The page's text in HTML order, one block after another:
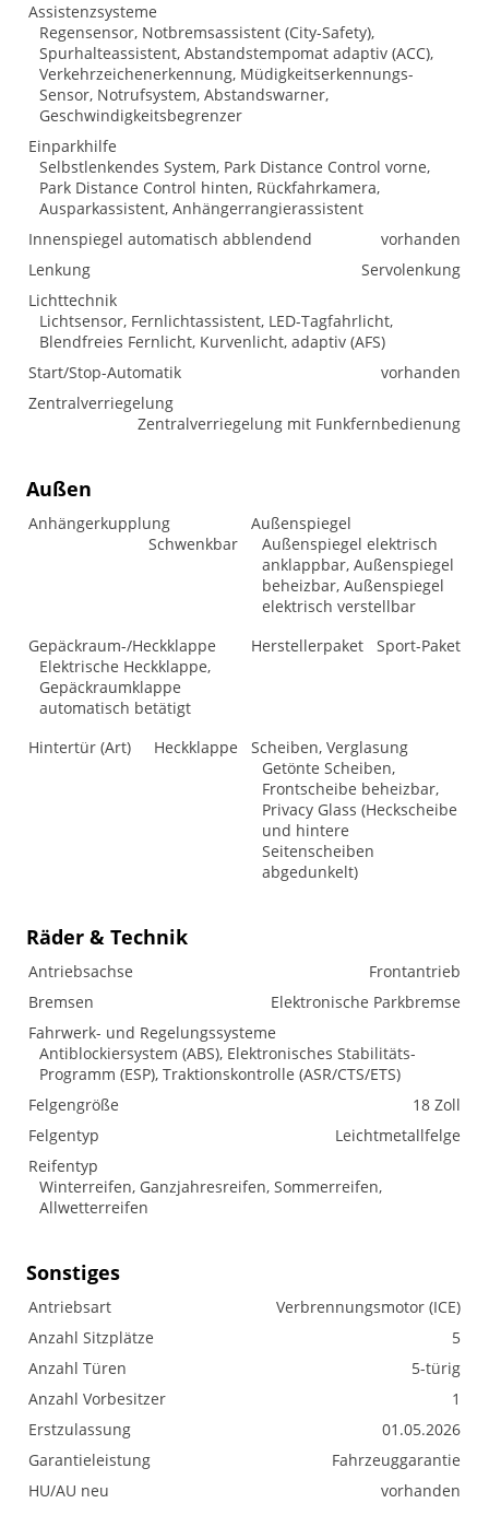
Assistenzsysteme
Regensensor, Notbremsassistent (City-Safety),
Spurhalteassistent, Abstandstempomat adaptiv (ACC),
Verkehrzeichenerkennung, Müdigkeitserkennungs-
Sensor, Notrufsystem, Abstandswarner,
Geschwindigkeitsbegrenzer
Einparkhilfe
Selbstlenkendes System, Park Distance Control vorne,
Park Distance Control hinten, Rückfahrkamera,
Ausparkassistent, Anhängerrangierassistent
Innenspiegel automatisch abblendend
vorhanden
Lenkung
Servolenkung
Lichttechnik
Lichtsensor, Fernlichtassistent, LED-Tagfahrlicht,
Blendfreies Fernlicht, Kurvenlicht, adaptiv (AFS)
Start/Stop-Automatik
vorhanden
Zentralverriegelung
Zentralverriegelung mit Funkfernbedienung
Außen
Anhängerkupplung
Schwenkbar
Außenspiegel
Außenspiegel elektrisch
anklappbar, Außenspiegel
beheizbar, Außenspiegel
elektrisch verstellbar
Gepäckraum-/Heckklappe
Elektrische Heckklappe,
Gepäckraumklappe
automatisch betätigt
Herstellerpaket Sport-Paket
Hintertür (Art) Heckklappe
Scheiben, Verglasung
Getönte Scheiben,
Frontscheibe beheizbar,
Privacy Glass (Heckscheibe
und hintere
Seitenscheiben
abgedunkelt)
Räder & Technik
Antriebsachse
Frontantrieb
Bremsen
Elektronische Parkbremse
Fahrwerk- und Regelungssysteme
Antiblockiersystem (ABS), Elektronisches Stabilitäts-
Programm (ESP), Traktionskontrolle (ASR/CTS/ETS)
Felgengröße
18 Zoll
Felgentyp
Leichtmetallfelge
Reifentyp
Winterreifen, Ganzjahresreifen, Sommerreifen,
Allwetterreifen
Sonstiges
Antriebsart
Verbrennungsmotor (ICE)
Anzahl Sitzplätze
5
Anzahl Türen
5-türig
Anzahl Vorbesitzer
1
Erstzulassung
01.05.2026
Garantieleistung
Fahrzeuggarantie
HU/AU neu
vorhanden